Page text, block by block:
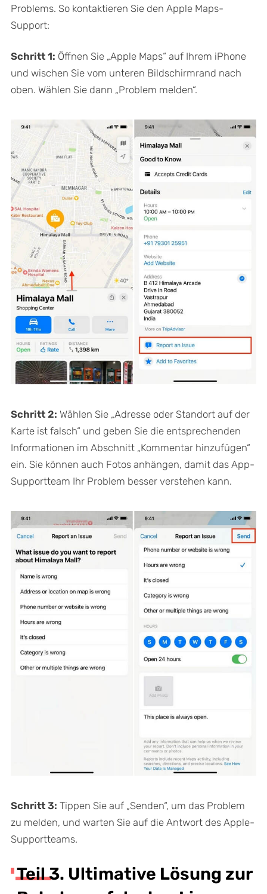
Problems. So kontaktieren Sie den Apple Maps-
Support:
Schritt 1: Öffnen Sie „Apple Maps“ auf Ihrem iPhone
und wischen Sie vom unteren Bildschirmrand nach
oben. Wählen Sie dann „Problem melden“.
Schritt 2: Wählen Sie „Adresse oder Standort auf der
Karte ist falsch“ und geben Sie die entsprechenden
Informationen im Abschnitt „Kommentar hinzufügen“
ein. Sie können auch Fotos anhängen, damit das App-
Supportteam Ihr Problem besser verstehen kann.
Schritt 3: Tippen Sie auf „Senden“, um das Problem
zu melden, und warten Sie auf die Antwort des Apple-
Supportteams.
Teil 3. Ultimative Lösung zur